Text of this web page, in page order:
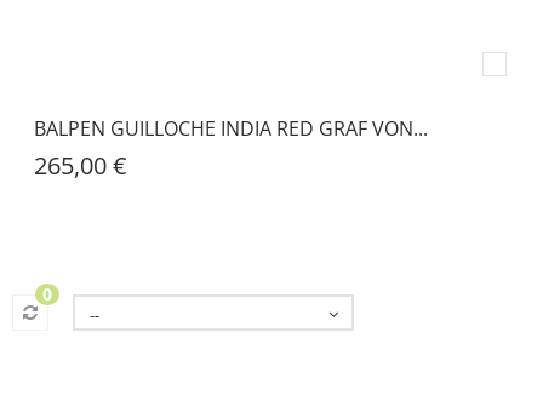
BALPEN GUILLOCHE INDIA RED GRAF VON...
265,00 €
0
--